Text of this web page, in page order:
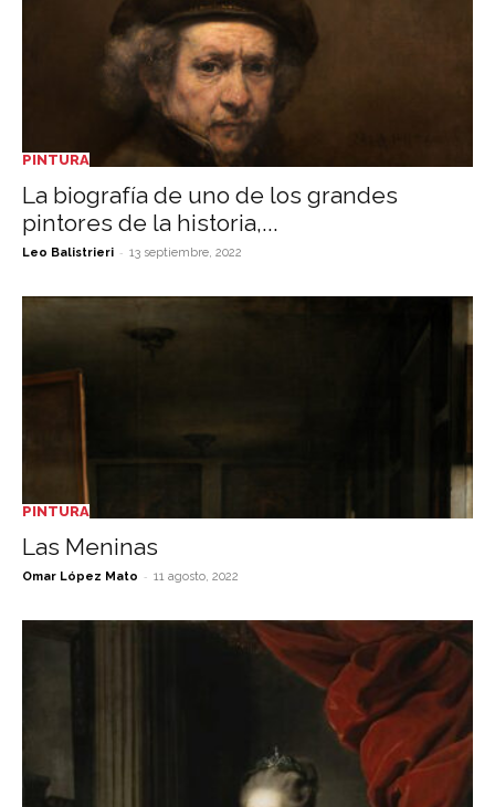
PINTURA
La biografía de uno de los grandes
pintores de la historia,...
Leo Balistrieri - 13 septiembre, 2022
PINTURA
Las Meninas
Omar López Mato - 11 agosto, 2022